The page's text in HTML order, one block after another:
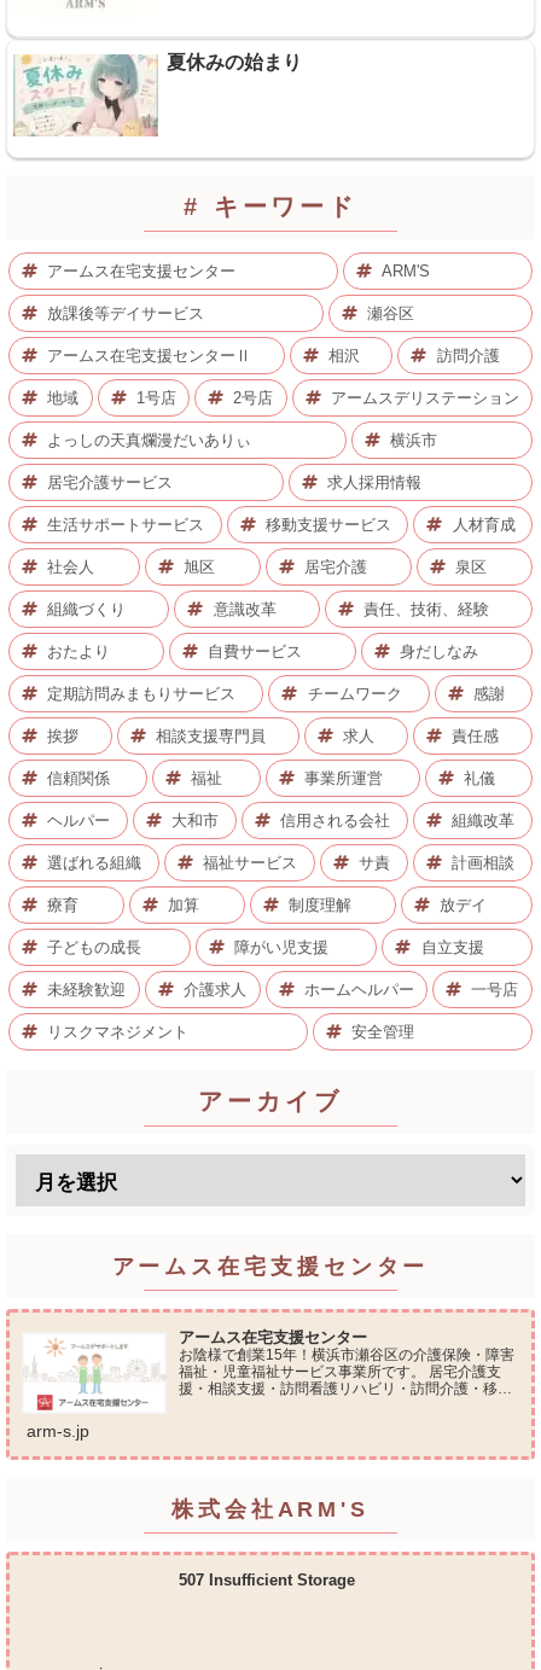
夏休みの始まり
# キーワード
アームス在宅支援センター ARM'S
放課後等デイサービス 瀬谷区
アームス在宅支援センターⅡ 相沢 訪問介護
地域 1号店 2号店 アームスデリステーション
よっしの天真爛漫だいありぃ 横浜市
居宅介護サービス 求人採用情報
生活サポートサービス 移動支援サービス 人材育成
社会人 旭区 居宅介護 泉区
組織づくり 意識改革 責任、技術、経験
おたより 自費サービス 身だしなみ
定期訪問みまもりサービス チームワーク 感謝
挨拶 相談支援専門員 求人 責任感
信頼関係 福祉 事業所運営 礼儀
ヘルパー 大和市 信用される会社 組織改革
選ばれる組織 福祉サービス サ責 計画相談
療育 加算 制度理解 放デイ
子どもの成長 障がい児支援 自立支援
未経験歓迎 介護求人 ホームヘルパー 一号店
リスクマネジメント 安全管理
アーカイブ
アームス在宅支援センター
アームス在宅支援センター
お陰様で創業15年！横浜市瀬谷区の介護保険・障害
福祉・児童福祉サービス事業所です。 居宅介護支
援・相談支援・訪問看護リハビリ・訪問介護・移動
arm-s.jp
株式会社ARM'S
507 Insufficient Storage